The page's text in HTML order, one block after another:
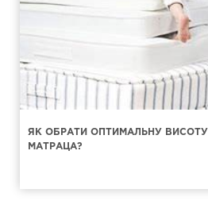
ЯК ОБРАТИ ОПТИМАЛЬНУ ВИСОТУ
МАТРАЦА?